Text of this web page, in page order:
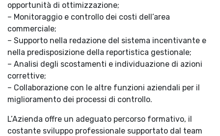
opportunità di ottimizzazione;
– Monitoraggio e controllo dei costi dell’area
commerciale;
– Supporto nella redazione del sistema incentivante e
nella predisposizione della reportistica gestionale;
– Analisi degli scostamenti e individuazione di azioni
correttive;
– Collaborazione con le altre funzioni aziendali per il
miglioramento dei processi di controllo.
L’Azienda offre un adeguato percorso formativo, il
costante sviluppo professionale supportato dal team